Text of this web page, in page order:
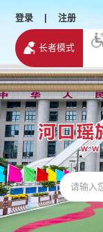
登录 | 注册
长者模式